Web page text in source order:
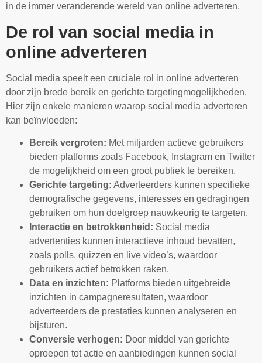
in de immer veranderende wereld van online adverteren.
De rol van social media in
online adverteren
Social media speelt een cruciale rol in online adverteren
door zijn brede bereik en gerichte targetingmogelijkheden.
Hier zijn enkele manieren waarop social media adverteren
kan beïnvloeden:
Bereik vergroten: Met miljarden actieve gebruikers
bieden platforms zoals Facebook, Instagram en Twitter
de mogelijkheid om een groot publiek te bereiken.
Gerichte targeting: Adverteerders kunnen specifieke
demografische gegevens, interesses en gedragingen
gebruiken om hun doelgroep nauwkeurig te targeten.
Interactie en betrokkenheid: Social media
advertenties kunnen interactieve inhoud bevatten,
zoals polls, quizzen en live video’s, waardoor
gebruikers actief betrokken raken.
Data en inzichten: Platforms bieden uitgebreide
inzichten in campagneresultaten, waardoor
adverteerders de prestaties kunnen analyseren en
bijsturen.
Conversie verhogen: Door middel van gerichte
oproepen tot actie en aanbiedingen kunnen social